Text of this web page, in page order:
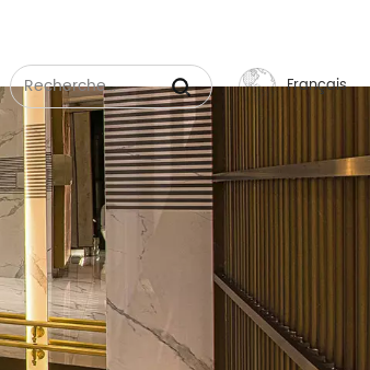
Français
English
Русский
Español